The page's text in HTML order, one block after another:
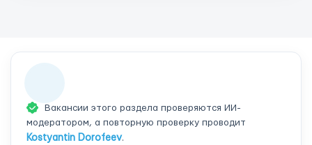
Вакансии этого раздела проверяются ИИ-
модератором, а повторную проверку проводит
Kostyantin Dorofeev.